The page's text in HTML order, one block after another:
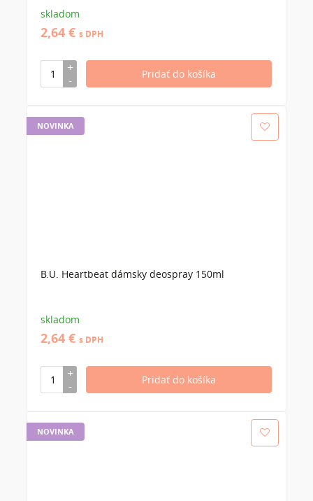
skladom
2,64 € s DPH
NOVINKA
B.U. Heartbeat dámsky deospray 150ml
skladom
2,64 € s DPH
NOVINKA